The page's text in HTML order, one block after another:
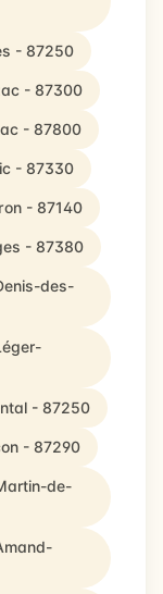
- 87250
- 87300
- 87800
- 87330
- 87140
- 87380
des-
- 87250
- 87290
de-